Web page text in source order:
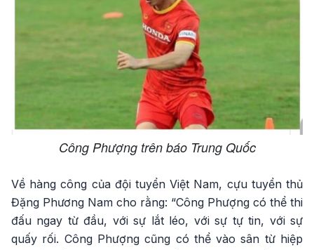
Công Phượng trên báo Trung Quốc
Về hàng công của đội tuyển Việt Nam, cựu tuyển thủ
Đặng Phương Nam cho rằng: “Công Phượng có thể thi
đấu ngay từ đầu, với sự lắt léo, với sự tự tin, với sự
quấy rối. Công Phượng cũng có thể vào sân từ hiệp